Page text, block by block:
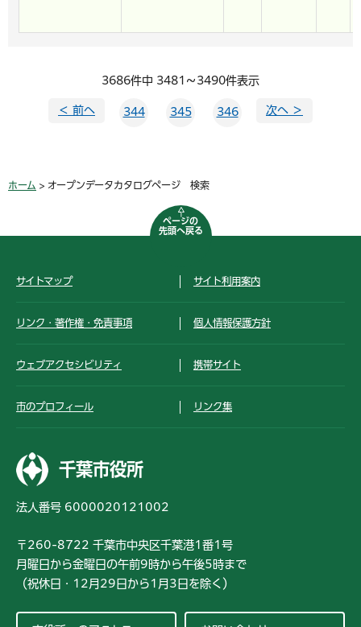
3686件中 3481～3490件表示
＜ 前へ 344 345 346 次へ ＞
ホーム > オープンデータカタログページ 検索
ページの
先頭へ戻る
サイトマップ サイト利用案内
リンク・著作権・免責事項 個人情報保護方針
ウェブアクセシビリティ 携帯サイト
市のプロフィール リンク集
千葉市役所
法人番号 6000020121002
〒260-8722 千葉市中央区千葉港1番1号
月曜日から金曜日の午前9時から午後5時まで
（祝休日・12月29日から1月3日を除く）